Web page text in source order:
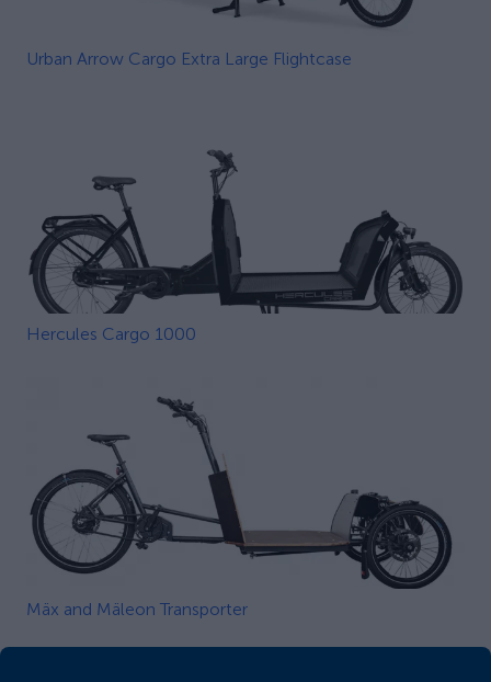
Urban Arrow Cargo Extra Large Flightcase
Hercules Cargo 1000
Mäx and Mäleon Transporter